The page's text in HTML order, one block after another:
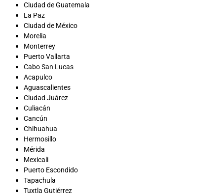
Ciudad de Guatemala
La Paz
Ciudad de México
Morelia
Monterrey
Puerto Vallarta
Cabo San Lucas
Acapulco
Aguascalientes
Ciudad Juárez
Culiacán
Cancún
Chihuahua
Hermosillo
Mérida
Mexicali
Puerto Escondido
Tapachula
Tuxtla Gutiérrez